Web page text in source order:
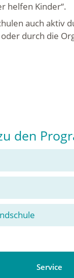
helfen Kinder“.
auch aktiv
durch die
den
Service